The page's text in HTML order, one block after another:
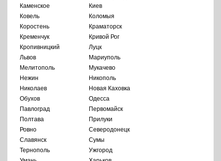
Каменское
Киев
Ковель
Коломыя
Коростень
Краматорск
Кременчук
Кривой Рог
Кропивницкий
Луцк
Львов
Мариуполь
Мелитополь
Мукачево
Нежин
Никополь
Николаев
Новая Каховка
Обухов
Одесса
Павлоград
Первомайск
Полтава
Прилуки
Ровно
Северодонецк
Славянск
Сумы
Тернополь
Ужгород